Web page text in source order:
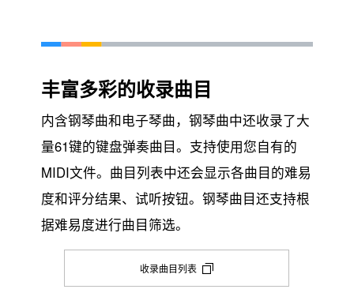
丰富多彩的收录曲目
内含钢琴曲和电子琴曲，钢琴曲中还收录了大
量61键的键盘弹奏曲目。支持使用您自有的
MIDI文件。曲目列表中还会显示各曲目的难易
度和评分结果、试听按钮。钢琴曲目还支持根
据难易度进行曲目筛选。
收录曲目列表